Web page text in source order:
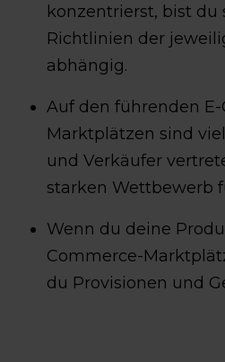
konzentrierst, bist du
Richtlinien der
abhängig.
Auf den führenden
Marktplätzen sind
und Verkäufer
starken Wettbewerb
Wenn du deine
Commerce-
du Provisionen und